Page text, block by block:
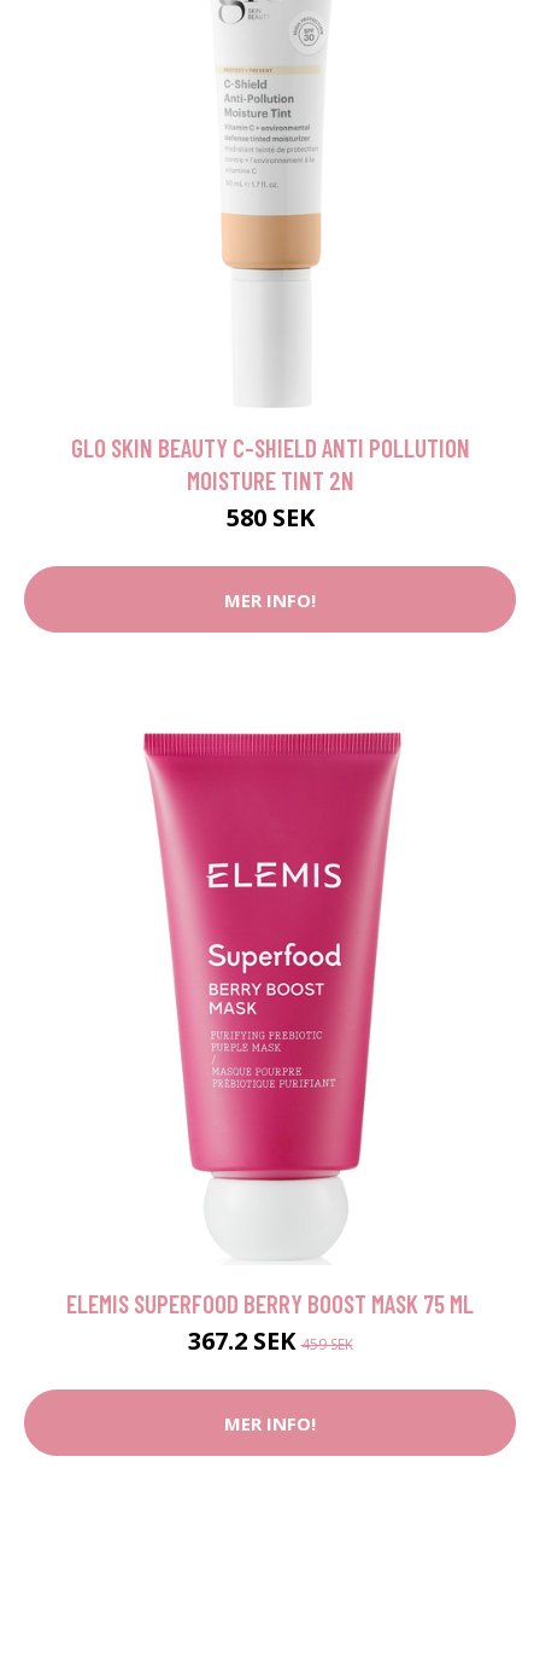
GLO SKIN BEAUTY C-SHIELD ANTI POLLUTION
MOISTURE TINT 2N
580 SEK
MER INFO!
ELEMIS SUPERFOOD BERRY BOOST MASK 75 ML
367.2 SEK459 SEK
MER INFO!